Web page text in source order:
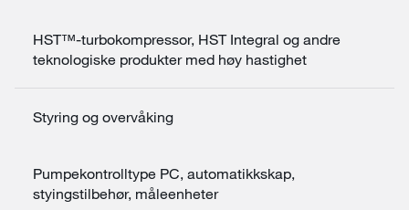
HST™-turbokompressor, HST Integral og andre
teknologiske produkter med høy hastighet
Styring og overvåking
Pumpekontrolltype PC, automatikkskap,
styingstilbehør, måleenheter